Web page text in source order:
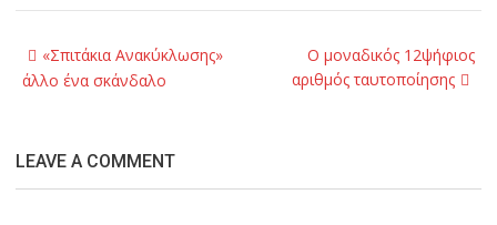
Post
navigation
«Σπιτάκια Ανακύκλωσης»
άλλο ένα σκάνδαλο
Ο μοναδικός 12ψήφιος
αριθμός ταυτοποίησης
LEAVE A COMMENT